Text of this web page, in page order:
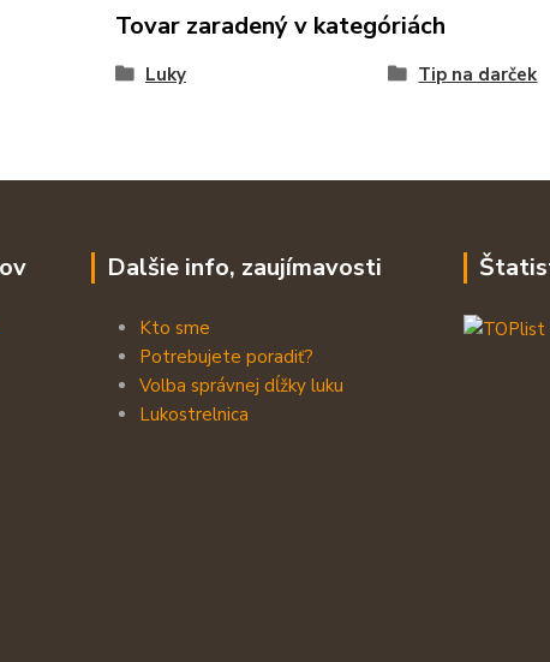
Tovar zaradený v kategóriách
Luky Tip na darček
Dalšie info, zaujímavosti
Kto sme
Potrebujete poradiť?
Volba správnej dĺžky luku
Lukostrelnica